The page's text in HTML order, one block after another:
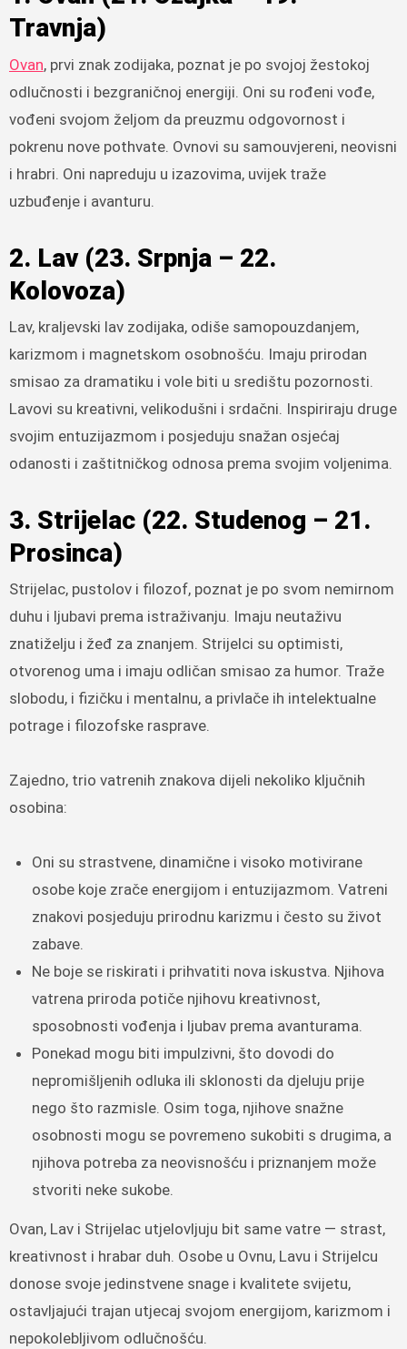
Travnja)
Ovan, prvi znak zodijaka, poznat je po svojoj žestokoj
odlučnosti i bezgraničnoj energiji. Oni su rođeni vođe,
vođeni svojom željom da preuzmu odgovornost i
pokrenu nove pothvate. Ovnovi su samouvjereni, neovisni
i hrabri. Oni napreduju u izazovima, uvijek traže
uzbuđenje i avanturu.
2. Lav (23. Srpnja – 22.
Kolovoza)
Lav, kraljevski lav zodijaka, odiše samopouzdanjem,
karizmom i magnetskom osobnošću. Imaju prirodan
smisao za dramatiku i vole biti u središtu pozornosti.
Lavovi su kreativni, velikodušni i srdačni. Inspiriraju druge
svojim entuzijazmom i posjeduju snažan osjećaj
odanosti i zaštitničkog odnosa prema svojim voljenima.
3. Strijelac (22. Studenog – 21.
Prosinca)
Strijelac, pustolov i filozof, poznat je po svom nemirnom
duhu i ljubavi prema istraživanju. Imaju neutaživu
znatiželju i žeđ za znanjem. Strijelci su optimisti,
otvorenog uma i imaju odličan smisao za humor. Traže
slobodu, i fizičku i mentalnu, a privlače ih intelektualne
potrage i filozofske rasprave.
Zajedno, trio vatrenih znakova dijeli nekoliko ključnih
osobina:
Oni su strastvene, dinamične i visoko motivirane
osobe koje zrače energijom i entuzijazmom. Vatreni
znakovi posjeduju prirodnu karizmu i često su život
zabave.
Ne boje se riskirati i prihvatiti nova iskustva. Njihova
vatrena priroda potiče njihovu kreativnost,
sposobnosti vođenja i ljubav prema avanturama.
Ponekad mogu biti impulzivni, što dovodi do
nepromišljenih odluka ili sklonosti da djeluju prije
nego što razmisle. Osim toga, njihove snažne
osobnosti mogu se povremeno sukobiti s drugima, a
njihova potreba za neovisnošću i priznanjem može
stvoriti neke sukobe.
Ovan, Lav i Strijelac utjelovljuju bit same vatre — strast,
kreativnost i hrabar duh. Osobe u Ovnu, Lavu i Strijelcu
donose svoje jedinstvene snage i kvalitete svijetu,
ostavljajući trajan utjecaj svojom energijom, karizmom i
nepokolebljivom odlučnošću.